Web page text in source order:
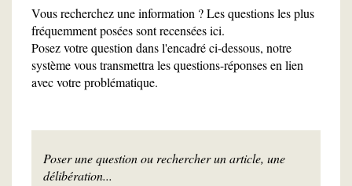
Vous recherchez une information ? Les questions les plus
fréquemment posées sont recensées ici.
Posez votre question dans l'encadré ci-dessous, notre
système vous transmettra les questions-réponses en lien
avec votre problématique.
Poser une question ou rechercher un article, une
délibération...